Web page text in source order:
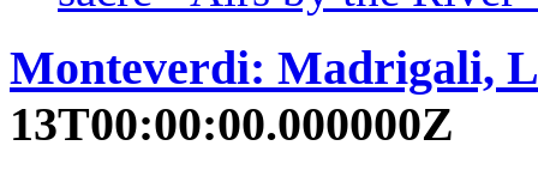
Monteverdi: Madrigali,
13T00:00:00.000000Z